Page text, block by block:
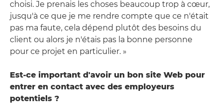
choisi. Je prenais les choses beaucoup trop à cœur,
jusqu'à ce que je me rendre compte que ce n'était
pas ma faute, cela dépend plutôt des besoins du
client ou alors je n'étais pas la bonne personne
pour ce projet en particulier. »
Est-ce important d'avoir un bon site Web pour
entrer en contact avec des employeurs
potentiels ?